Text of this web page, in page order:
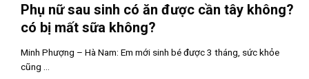
Phụ nữ sau sinh có ăn được cần tây không?
có bị mất sữa không?
Minh Phượng – Hà Nam: Em mới sinh bé được 3 tháng, sức khỏe
cũng ...